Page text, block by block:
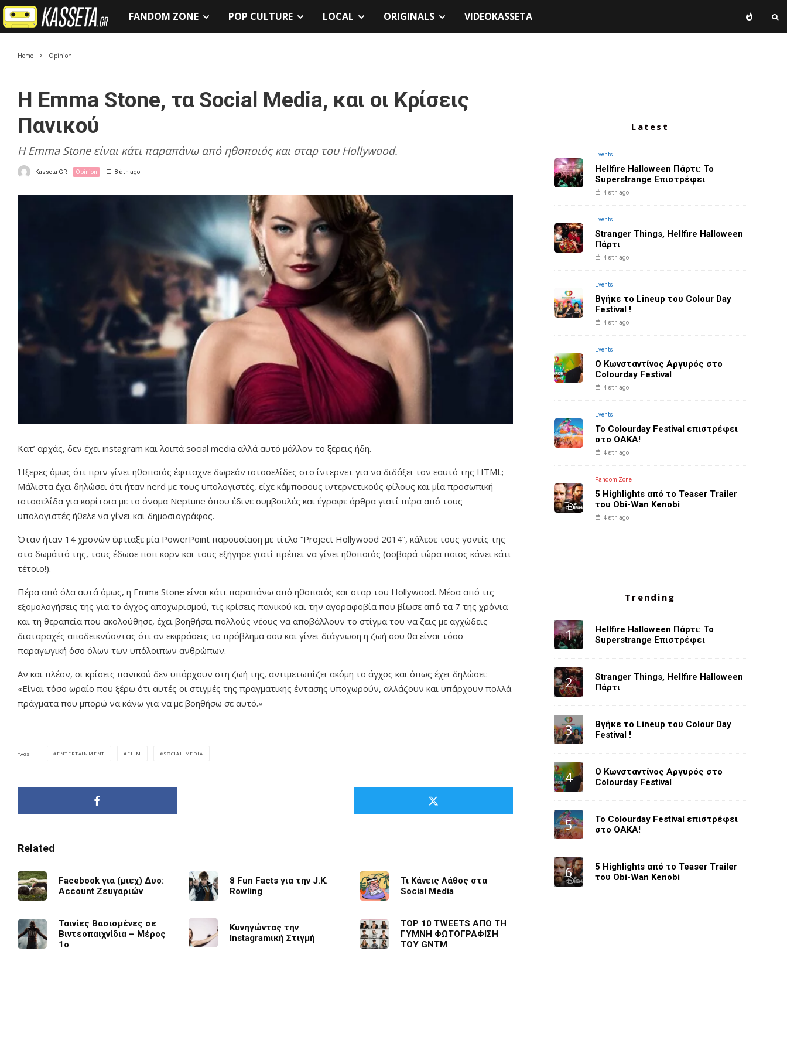
FANDOM ZONE POP CULTURE LOCAL ORIGINALS VIDEOKASSETA
Home Opinion
Η Emma Stone, τα Social Media, και οι Κρίσεις
Πανικού
H Emma Stone είναι κάτι παραπάνω από ηθοποιός και σταρ του Hollywood.
Kasseta GR Opinion 8 έτη ago
Κατ’ αρχάς, δεν έχει instagram και λοιπά social media αλλά αυτό μάλλον το ξέρεις ήδη.
Ήξερες όμως ότι πριν γίνει ηθοποιός έφτιαχνε δωρεάν ιστοσελίδες στο ίντερνετ για να διδάξει τον εαυτό της HTML;
Μάλιστα έχει δηλώσει ότι ήταν nerd με τους υπολογιστές, είχε κάμποσους ιντερνετικούς φίλους και μία προσωπική
ιστοσελίδα για κορίτσια με το όνομα Neptune όπου έδινε συμβουλές και έγραφε άρθρα γιατί πέρα από τους
υπολογιστές ήθελε να γίνει και δημοσιογράφος.
Όταν ήταν 14 χρονών έφτιαξε μία PowerPoint παρουσίαση με τίτλο “Project Hollywood 2014”, κάλεσε τους γονείς της
στο δωμάτιό της, τους έδωσε ποπ κορν και τους εξήγησε γιατί πρέπει να γίνει ηθοποιός (σοβαρά τώρα ποιος κάνει κάτι
τέτοιο!).
Πέρα από όλα αυτά όμως, η Emma Stone είναι κάτι παραπάνω από ηθοποιός και σταρ του Hollywood. Μέσα από τις
εξομολογήσεις της για το άγχος αποχωρισμού, τις κρίσεις πανικού και την αγοραφοβία που βίωσε από τα 7 της χρόνια
και τη θεραπεία που ακολούθησε, έχει βοηθήσει πολλούς νέους να αποβάλλουν το στίγμα του να ζεις με αγχώδεις
διαταραχές αποδεικνύοντας ότι αν εκφράσεις το πρόβλημα σου και γίνει διάγνωση η ζωή σου θα είναι τόσο
παραγωγική όσο όλων των υπόλοιπων ανθρώπων.
Αν και πλέον, οι κρίσεις πανικού δεν υπάρχουν στη ζωή της, αντιμετωπίζει ακόμη το άγχος και όπως έχει δηλώσει:
«Είναι τόσο ωραίο που ξέρω ότι αυτές οι στιγμές της πραγματικής έντασης υποχωρούν, αλλάζουν και υπάρχουν πολλά
πράγματα που μπορώ να κάνω για να με βοηθήσω σε αυτό.»
TAGS ENTERTAINMENT FILM SOCIAL MEDIA
Related
Facebook για (μιεχ) Δυο:
Account Ζευγαριών
8 Fun Facts για την J.K.
Rowling
Τι Κάνεις Λάθος στα
Social Media
Ταινίες Βασισμένες σε
Βιντεοπαιχνίδια – Μέρος
1ο
Κυνηγώντας την
Instagramική Στιγμή
TOP 10 TWEETS ΑΠΟ ΤΗ
ΓΥΜΝΗ ΦΩΤΟΓΡΑΦΙΣΗ
ΤΟΥ GNTM
Latest
Events
Hellfire Halloween Πάρτι: Το
Superstrange Επιστρέφει
4 έτη ago
Events
Stranger Things, Hellfire Halloween
Πάρτι
4 έτη ago
Events
Βγήκε το Lineup του Colour Day
Festival !
4 έτη ago
Events
O Κωνσταντίνος Αργυρός στο
Colourday Festival
4 έτη ago
Events
Το Colourday Festival επιστρέφει
στο ΟΑΚΑ!
4 έτη ago
Fandom Zone
5 Highlights από το Teaser Trailer
του Obi-Wan Kenobi
4 έτη ago
Trending
Hellfire Halloween Πάρτι: Το
Superstrange Επιστρέφει
Stranger Things, Hellfire Halloween
Πάρτι
Βγήκε το Lineup του Colour Day
Festival !
O Κωνσταντίνος Αργυρός στο
Colourday Festival
Το Colourday Festival επιστρέφει
στο ΟΑΚΑ!
5 Highlights από το Teaser Trailer
του Obi-Wan Kenobi